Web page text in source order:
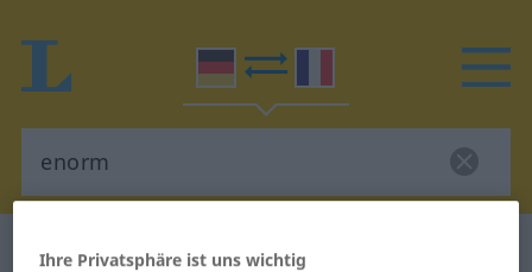
Deutsch-Französisch Wörterbuch
Ihre Privatsphäre ist uns wichtig